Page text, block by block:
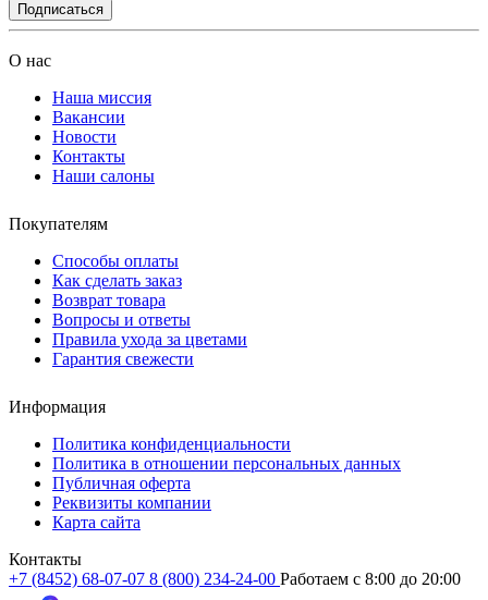
Подписаться
О нас
Наша миссия
Вакансии
Новости
Контакты
Наши салоны
Покупателям
Способы оплаты
Как сделать заказ
Возврат товара
Вопросы и ответы
Правила ухода за цветами
Гарантия свежести
Информация
Политика конфиденциальности
Политика в отношении персональных данных
Публичная оферта
Реквизиты компании
Карта сайта
Контакты
+7 (8452) 68-07-07 8 (800) 234-24-00 Работаем c 8:00 до 20:00